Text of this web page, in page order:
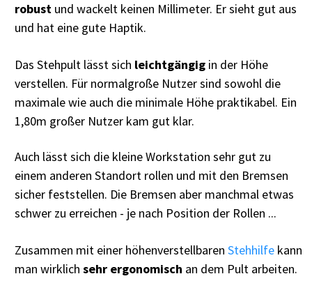
robust und wackelt keinen Millimeter. Er sieht gut aus
und hat eine gute Haptik.
Das Stehpult lässt sich leichtgängig in der Höhe
verstellen. Für normalgroße Nutzer sind sowohl die
maximale wie auch die minimale Höhe praktikabel. Ein
1,80m großer Nutzer kam gut klar.
Auch lässt sich die kleine Workstation sehr gut zu
einem anderen Standort rollen und mit den Bremsen
sicher feststellen. Die Bremsen aber manchmal etwas
schwer zu erreichen - je nach Position der Rollen ...
Zusammen mit einer höhenverstellbaren Stehhilfe kann
man wirklich sehr ergonomisch an dem Pult arbeiten.